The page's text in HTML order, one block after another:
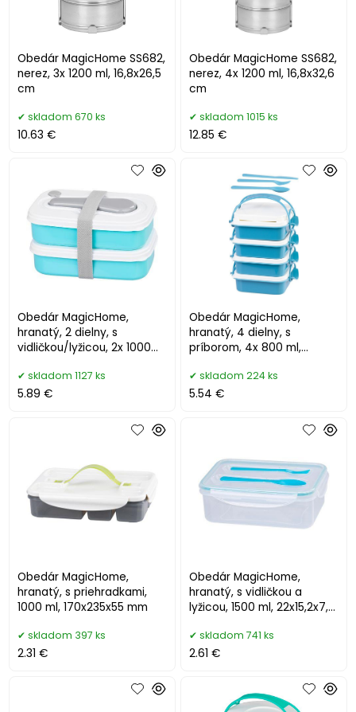
Obedár MagicHome SS682,
nerez, 3x 1200 ml, 16,8x26,5
cm
skladom 670 ks
10.63 €
Obedár MagicHome SS682,
nerez, 4x 1200 ml, 16,8x32,6
cm
skladom 1015 ks
12.85 €
Obedár MagicHome,
hranatý, 2 dielny, s
vidličkou/lyžicou, 2x 1000
skladom 1127 ks
5.89 €
Obedár MagicHome,
hranatý, 4 dielny, s
príborom, 4x 800 ml,
skladom 224 ks
5.54 €
Obedár MagicHome,
hranatý, s priehradkami,
1000 ml, 170x235x55 mm
skladom 397 ks
2.31 €
Obedár MagicHome,
hranatý, s vidličkou a
lyžicou, 1500 ml, 22x15,2x7,6
skladom 741 ks
2.61 €